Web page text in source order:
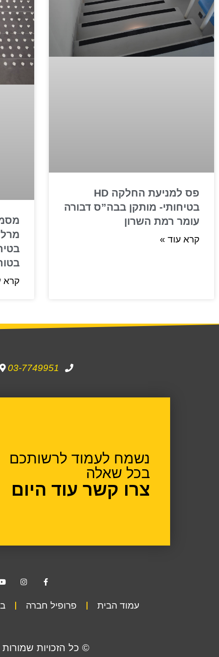
פס למניעת החלקה HD
בטיחותי- מותקן בבה”ס דבורה
עומר רמת השרון
קרא עוד »
קרא
03-7749951
נשמח לעמוד לרשותכם
בכל שאלה
צרו קשר עוד היום
עמוד הבית פרופיל חברה
© כל הזכויות